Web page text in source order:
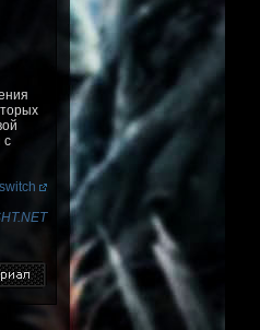
с